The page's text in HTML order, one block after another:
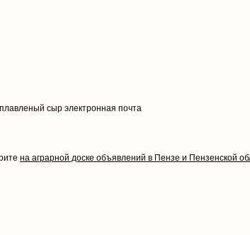
сыр электронная почта
на аграрной доске объявлений в Пензе и Пензенской